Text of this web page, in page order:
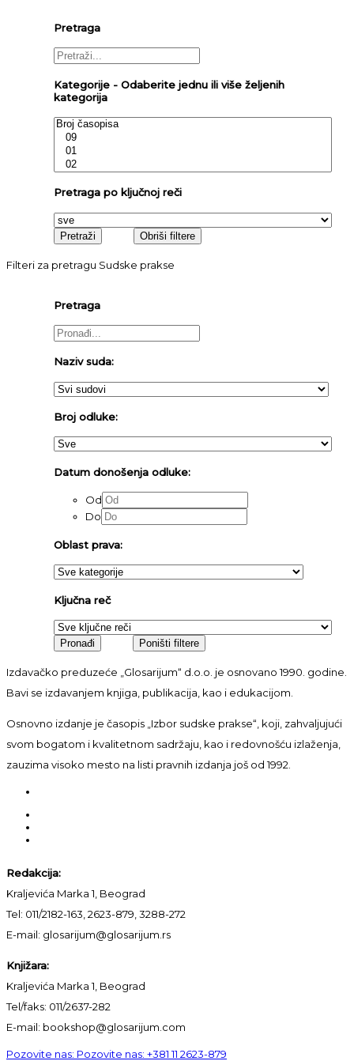
Pretraga
Kategorije - Odaberite jednu ili više željenih
kategorija
Pretraga po ključnoj reči
Filteri za pretragu Sudske prakse
Pretraga
Naziv suda:
Broj odluke:
Datum donošenja odluke:
Od
Do
Oblast prava:
Ključna reč
Izdavačko preduzeće „Glosarijum“ d.o.o. je osnovano 1990. godine.
Bavi se izdavanjem knjiga, publikacija, kao i edukacijom.
Osnovno izdanje je časopis „Izbor sudske prakse“, koji, zahvaljujući
svom bogatom i kvalitetnom sadržaju, kao i redovnošću izlaženja,
zauzima visoko mesto na listi pravnih izdanja još od 1992.
Redakcija:
Kraljevića Marka 1, Beograd
Tel: 011/2182-163, 2623-879, 3288-272
E-mail: glosarijum@glosarijum.rs
Knjižara:
Kraljevića Marka 1, Beograd
Tel/faks: 011/2637-282
E-mail: bookshop@glosarijum.com
Pozovite nas: Pozovite nas: +381 11 2623-879